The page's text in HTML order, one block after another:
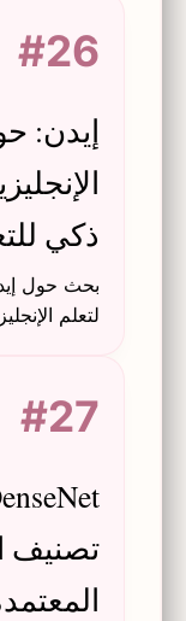
systems.
#26
إيدن:
ذكي
بحث حول
لتعلم
#27
تصنيف